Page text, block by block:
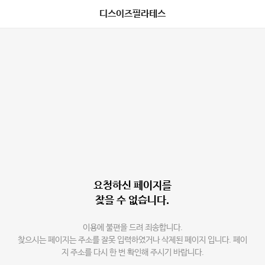
디스이즈필라테스
요청하신 페이지를
찾을 수 없습니다.
이용에 불편을 드려 죄송합니다.
찾으시는 페이지는 주소를 잘못 입력하였거나 삭제된 페이지 입니다. 페이
지 주소를 다시 한 번 확인해 주시기 바랍니다.